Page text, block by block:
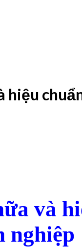
hiệu
và
nghiệp